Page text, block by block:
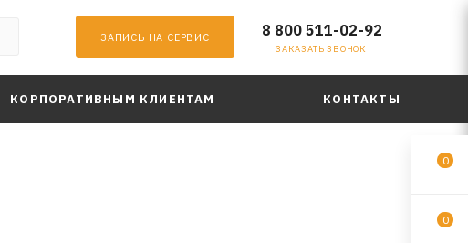
ЗАПИСЬ НА СЕРВИС 8 800 511-02-92
ЗАКАЗАТЬ ЗВОНОК
КОРПОРАТИВНЫМ КЛИЕНТАМ КОНТАКТЫ
0
0